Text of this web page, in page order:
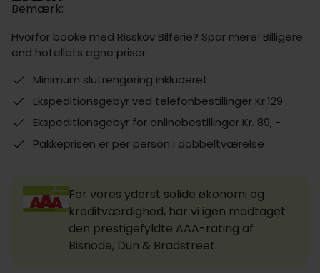
Bemærk:
Hvorfor booke med Risskov Bilferie? Spar mere! Billigere
end hotellets egne priser
Minimum slutrengøring inkluderet
Ekspeditionsgebyr ved telefonbestillinger Kr.129
Ekspeditionsgebyr for onlinebestillinger Kr. 89, -
Pakkeprisen er per person i dobbeltværelse
For vores yderst solide økonomi og
kreditværdighed, har vi igen modtaget
den prestigefyldte AAA-rating af
Bisnode, Dun & Bradstreet.